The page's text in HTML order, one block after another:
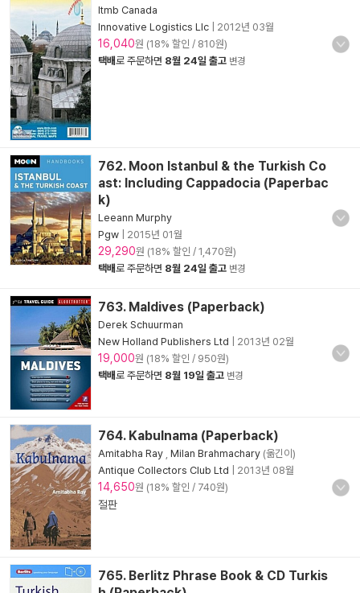
Itmb Canada
Innovative Logistics Llc
2012년 03월
16,040원 (18% 할인 / 810원)
택배로 주문하면 8월 24일 출고 변경
762. Moon Istanbul & the Turkish Co
ast: Including Cappadocia (Paperbac
k)
Leeann Murphy
Pgw
2015년 01월
29,290원 (18% 할인 / 1,470원)
택배로 주문하면 8월 24일 출고 변경
763. Maldives (Paperback)
Derek Schuurman
New Holland Publishers Ltd
2013년 02월
19,000원 (18% 할인 / 950원)
택배로 주문하면 8월 19일 출고 변경
764. Kabulnama (Paperback)
Amitabha Ray Milan Brahmachary (옮긴이)
Antique Collectors Club Ltd
2013년 08월
14,650원 (18% 할인 / 740원)
절판
765. Berlitz Phrase Book & CD Turkis